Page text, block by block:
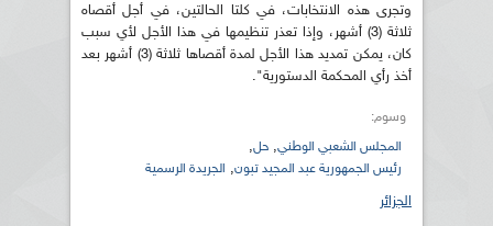
وتجرى هذه الانتخابات، في كلتا الحالتين، في أجل أقصاه
ثلاثة (3) أشهر، وإذا تعذر تنظيمها في هذا الأجل لأي سبب
كان، يمكن تمديد هذا الأجل لمدة أقصاها ثلاثة (3) أشهر بعد
أخذ رأي المحكمة الدستورية".
وسوم:
المجلس الشعبي الوطني, حل,
رئيس الجمهورية عبد المجيد تبون, الجريدة الرسمية
الجزائر